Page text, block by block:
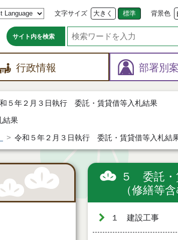
文字サイズ 大きく 標準 背景色
サイト内を検索
行政情報 部署別
５年２月３日執行 委託・賃貸借等入札結果
結果
令和５年２月３日執行 委託・賃貸借等入札結
５ 委託・
（修繕等含
１ 建設工事